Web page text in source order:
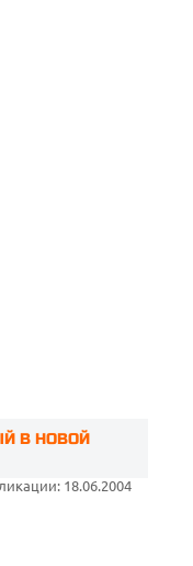
В НОВОЙ
18.06.2004